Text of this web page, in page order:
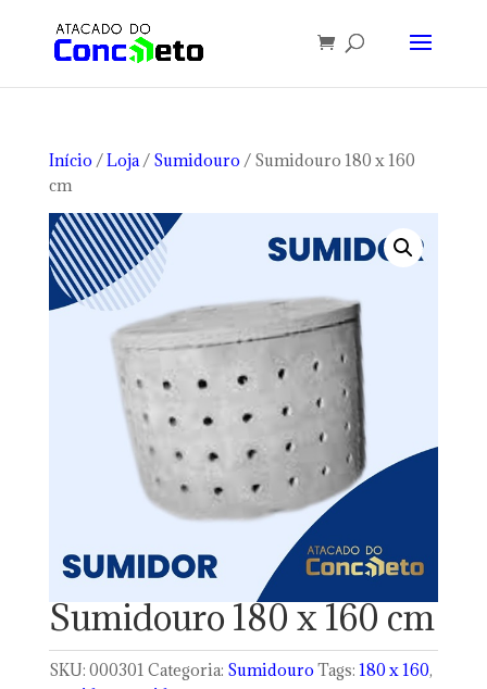
Início /Loja/ Sumidouro / Sumidouro 180 x 160
cm
Sumidouro 180 x 160 cm
SKU: 000301 Categoria: Sumidouro Tags: 180 x 160,